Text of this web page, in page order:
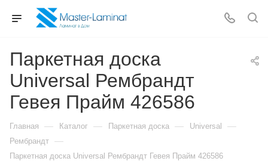
Паркетная доска
Universal Рембрандт
Гевея Прайм 426586
Главная — Каталог — Паркетная доска — Universal —
Рембрандт —
Паркетная доска Universal Рембрандт Гевея Прайм 426586